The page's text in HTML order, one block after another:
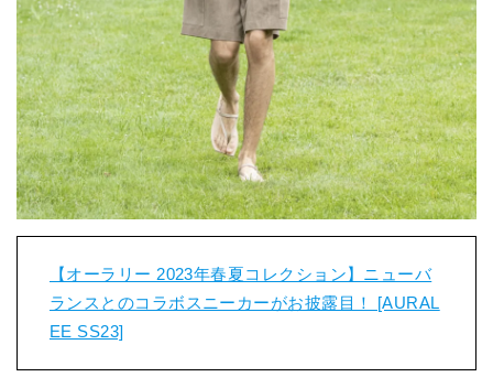
【オーラリー 2023年春夏コレクション】ニューバ
ランスとのコラボスニーカーがお披露目！ [AURAL
EE SS23]